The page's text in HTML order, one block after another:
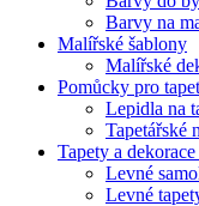
Barvy na
Malířské šablony
Malířské
Pomůcky pro
Lepidla na
Tapetářské
Tapety a
Levné
Levné